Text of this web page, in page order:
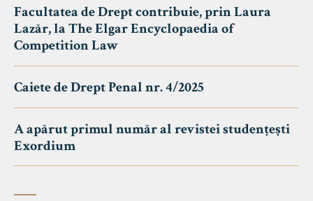
Facultatea de Drept contribuie, prin Laura
Lazăr, la The Elgar Encyclopaedia of
Competition Law
Caiete de Drept Penal nr. 4/2025
A apărut primul număr al revistei studențești
Exordium